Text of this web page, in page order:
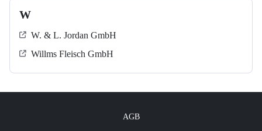
W
W. & L. Jordan GmbH
Willms Fleisch GmbH
AGB